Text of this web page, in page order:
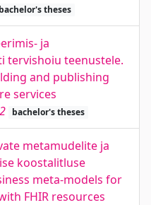
bachelor's theses
ja
tervishoiu teenustele.
and publishing
services
bachelor's theses
metamudelite ja
koostalitluse
meta-models for
FHIR resources